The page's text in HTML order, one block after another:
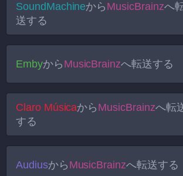
SoundMachineから MusicBrainzへ
送する
Embyから MusicBrainzへ転送する
Claro Músicaから MusicBrainzへ転
する
Audiusから MusicBrainzへ転送する